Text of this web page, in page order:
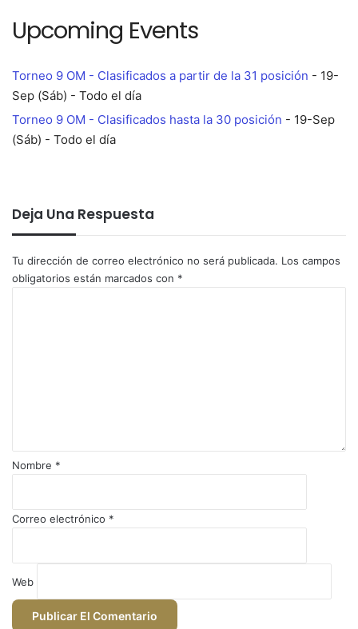
Upcoming Events
Torneo 9 OM - Clasificados a partir de la 31 posición - 19-
Sep (Sáb) - Todo el día
Torneo 9 OM - Clasificados hasta la 30 posición - 19-Sep
(Sáb) - Todo el día
Deja Una Respuesta
Tu dirección de correo electrónico no será publicada. Los campos
obligatorios están marcados con *
o
*
Nombre *
Correo electrónico *
Web